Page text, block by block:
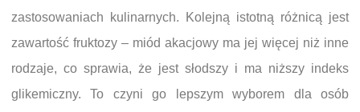
zastosowaniach kulinarnych. Kolejną istotną różnicą jest
zawartość fruktozy – miód akacjowy ma jej więcej niż inne
rodzaje, co sprawia, że jest słodszy i ma niższy indeks
glikemiczny. To czyni go lepszym wyborem dla osób